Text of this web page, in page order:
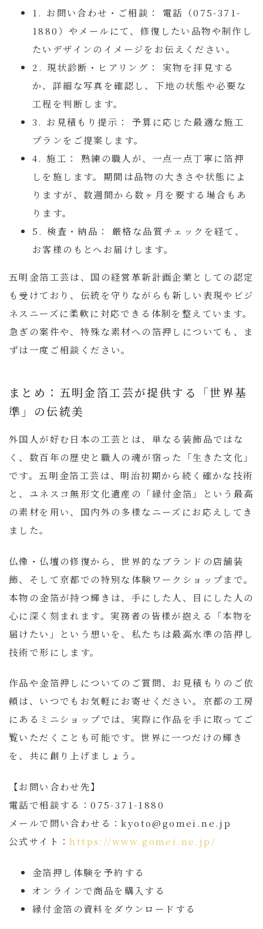
1. お問い合わせ・ご相談：
電話（075-371-
1880）やメールにて、修復したい品物や制作し
たいデザインのイメージをお伝えください。
2. 現状診断・ヒアリング：
実物を拝見する
か、詳細な写真を確認し、下地の状態や必要な
工程を判断します。
3. お見積もり提示：
予算に応じた最適な施工
プランをご提案します。
4. 施工：
熟練の職人が、一点一点丁寧に箔押
しを施します。期間は品物の大きさや状態によ
りますが、数週間から数ヶ月を要する場合もあ
ります。
5. 検査・納品：
厳格な品質チェックを経て、
お客様のもとへお届けします。
五明金箔工芸は、国の経営革新計画企業としての認定
も受けており、伝統を守りながらも新しい表現やビジ
ネスニーズに柔軟に対応できる体制を整えています。
急ぎの案件や、特殊な素材への箔押しについても、ま
ずは一度ご相談ください。
まとめ：五明金箔工芸が提供する「世界基
準」の伝統美
外国人が好む日本の工芸とは、単なる装飾品ではな
く、数百年の歴史と職人の魂が宿った「生きた文化」
です。 五明金箔工芸 は、明治初期から続く確かな技術
と、ユネスコ無形文化遺産の「縁付金箔」という最高
の素材を用い、国内外の多様なニーズにお応えしてき
ました。
仏像・仏壇の修復から、世界的なブランドの店舗装
飾、そして京都での特別な体験ワークショップまで。
本物の金箔が持つ輝きは、手にした人、目にした人の
心に深く刻まれます。実務者の皆様が抱える「本物を
届けたい」という想いを、私たちは最高水準の箔押し
技術で形にします。
作品や金箔押しについてのご質問、お見積もりのご依
頼は、いつでもお気軽にお寄せください。京都の工房
にあるミニショップでは、実際に作品を手に取ってご
覧いただくことも可能です。世界に一つだけの輝き
を、共に創り上げましょう。
【お問い合わせ先】
電話で相談する：075-371-1880
メールで問い合わせる：kyoto@gomei.ne.jp
公式サイト：https://www.gomei.ne.jp/
金箔押し体験を予約する
オンラインで商品を購入する
縁付金箔の資料をダウンロードする